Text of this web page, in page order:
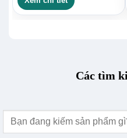
Các tìm
Tìm